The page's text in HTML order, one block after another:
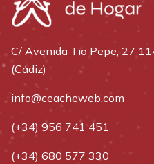
C/ Avenida Tio Pepe, 27
(Cádiz)
info@ceacheweb.com
(+34) 956 741 451
(+34) 680 577 330